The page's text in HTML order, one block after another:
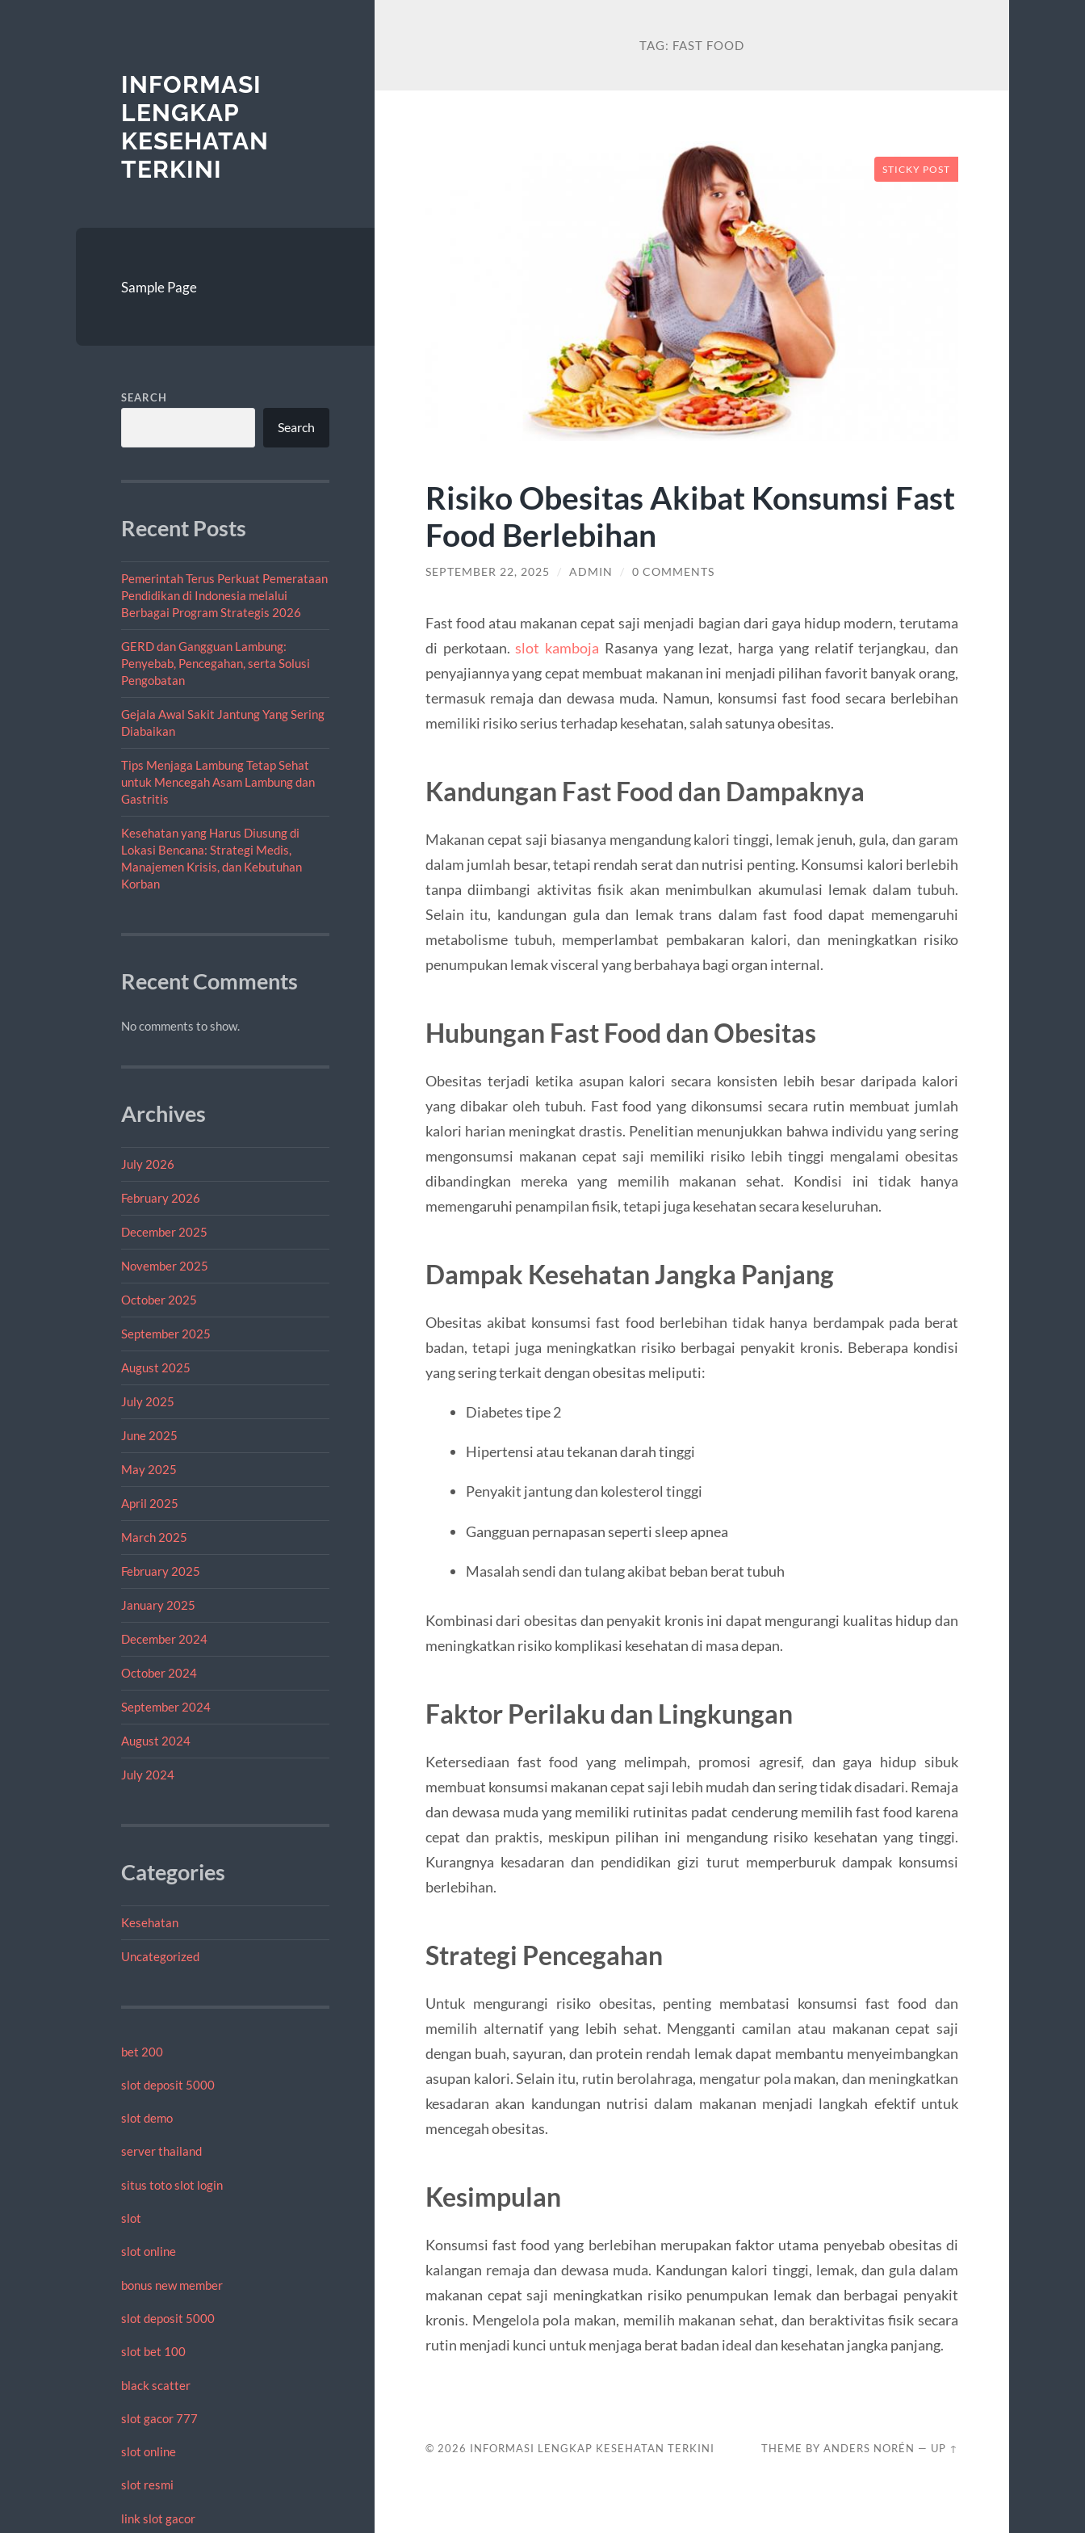
INFORMASI
LENGKAP
KESEHATAN
TERKINI
Sample Page
SEARCH
Search
Recent Posts
Pemerintah Terus Perkuat Pemerataan
Pendidikan di Indonesia melalui
Berbagai Program Strategis 2026
GERD dan Gangguan Lambung:
Penyebab, Pencegahan, serta Solusi
Pengobatan
Gejala Awal Sakit Jantung Yang Sering
Diabaikan
Tips Menjaga Lambung Tetap Sehat
untuk Mencegah Asam Lambung dan
Gastritis
Kesehatan yang Harus Diusung di
Lokasi Bencana: Strategi Medis,
Manajemen Krisis, dan Kebutuhan
Korban
Recent Comments
No comments to show.
Archives
July 2026
February 2026
December 2025
November 2025
October 2025
September 2025
August 2025
July 2025
June 2025
May 2025
April 2025
March 2025
February 2025
January 2025
December 2024
October 2024
September 2024
August 2024
July 2024
Categories
Kesehatan
Uncategorized
bet 200
slot deposit 5000
slot demo
server thailand
situs toto slot login
slot
slot online
bonus new member
slot deposit 5000
slot bet 100
black scatter
slot gacor 777
slot online
slot resmi
link slot gacor
TAG: FAST FOOD
STICKY POST
Risiko Obesitas Akibat Konsumsi Fast
Food Berlebihan
SEPTEMBER 22, 2025 / ADMIN / 0 COMMENTS
Fast food atau makanan cepat saji menjadi bagian dari gaya hidup modern, terutama
di perkotaan.slot kamboja Rasanya yang lezat, harga yang relatif terjangkau, dan
penyajiannya yang cepat membuat makanan ini menjadi pilihan favorit banyak orang,
termasuk remaja dan dewasa muda. Namun, konsumsi fast food secara berlebihan
memiliki risiko serius terhadap kesehatan, salah satunya obesitas.
Kandungan Fast Food dan Dampaknya
Makanan cepat saji biasanya mengandung kalori tinggi, lemak jenuh, gula, dan garam
dalam jumlah besar, tetapi rendah serat dan nutrisi penting. Konsumsi kalori berlebih
tanpa diimbangi aktivitas fisik akan menimbulkan akumulasi lemak dalam tubuh.
Selain itu, kandungan gula dan lemak trans dalam fast food dapat memengaruhi
metabolisme tubuh, memperlambat pembakaran kalori, dan meningkatkan risiko
penumpukan lemak visceral yang berbahaya bagi organ internal.
Hubungan Fast Food dan Obesitas
Obesitas terjadi ketika asupan kalori secara konsisten lebih besar daripada kalori
yang dibakar oleh tubuh. Fast food yang dikonsumsi secara rutin membuat jumlah
kalori harian meningkat drastis. Penelitian menunjukkan bahwa individu yang sering
mengonsumsi makanan cepat saji memiliki risiko lebih tinggi mengalami obesitas
dibandingkan mereka yang memilih makanan sehat. Kondisi ini tidak hanya
memengaruhi penampilan fisik, tetapi juga kesehatan secara keseluruhan.
Dampak Kesehatan Jangka Panjang
Obesitas akibat konsumsi fast food berlebihan tidak hanya berdampak pada berat
badan, tetapi juga meningkatkan risiko berbagai penyakit kronis. Beberapa kondisi
yang sering terkait dengan obesitas meliputi:
Diabetes tipe 2
Hipertensi atau tekanan darah tinggi
Penyakit jantung dan kolesterol tinggi
Gangguan pernapasan seperti sleep apnea
Masalah sendi dan tulang akibat beban berat tubuh
Kombinasi dari obesitas dan penyakit kronis ini dapat mengurangi kualitas hidup dan
meningkatkan risiko komplikasi kesehatan di masa depan.
Faktor Perilaku dan Lingkungan
Ketersediaan fast food yang melimpah, promosi agresif, dan gaya hidup sibuk
membuat konsumsi makanan cepat saji lebih mudah dan sering tidak disadari. Remaja
dan dewasa muda yang memiliki rutinitas padat cenderung memilih fast food karena
cepat dan praktis, meskipun pilihan ini mengandung risiko kesehatan yang tinggi.
Kurangnya kesadaran dan pendidikan gizi turut memperburuk dampak konsumsi
berlebihan.
Strategi Pencegahan
Untuk mengurangi risiko obesitas, penting membatasi konsumsi fast food dan
memilih alternatif yang lebih sehat. Mengganti camilan atau makanan cepat saji
dengan buah, sayuran, dan protein rendah lemak dapat membantu menyeimbangkan
asupan kalori. Selain itu, rutin berolahraga, mengatur pola makan, dan meningkatkan
kesadaran akan kandungan nutrisi dalam makanan menjadi langkah efektif untuk
mencegah obesitas.
Kesimpulan
Konsumsi fast food yang berlebihan merupakan faktor utama penyebab obesitas di
kalangan remaja dan dewasa muda. Kandungan kalori tinggi, lemak, dan gula dalam
makanan cepat saji meningkatkan risiko penumpukan lemak dan berbagai penyakit
kronis. Mengelola pola makan, memilih makanan sehat, dan beraktivitas fisik secara
rutin menjadi kunci untuk menjaga berat badan ideal dan kesehatan jangka panjang.
© 2026 INFORMASI LENGKAP KESEHATAN TERKINI THEME BYANDERS NORÉN — UP ↑